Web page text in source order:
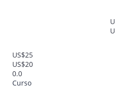
US$25
US$20
0.0
Curso